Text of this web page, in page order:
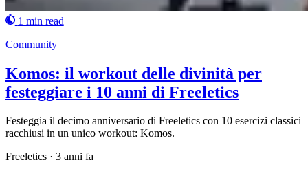
1 min read
Community
Komos: il workout delle divinità per
festeggiare i 10 anni di Freeletics
Festeggia il decimo anniversario di Freeletics con 10 esercizi classici
racchiusi in un unico workout: Komos.
Freeletics · 3 anni fa